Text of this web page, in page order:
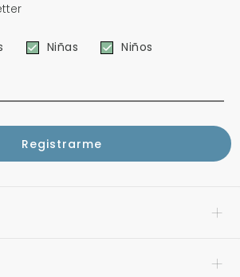
Niñas Niños